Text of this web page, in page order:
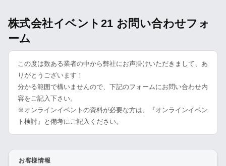
株式会社イベント21 お問い合わせフォ
ーム
この度は数ある業者の中から弊社にお声掛けいただきまして、あ
りがとうございます！
分かる範囲で構いませんので、下記のフォームにお問い合わせ内
容をご記入下さい。
※オンラインイベントの資料が必要な方は、『オンラインイベン
ト検討』と備考にご記入ください。
お客様情報